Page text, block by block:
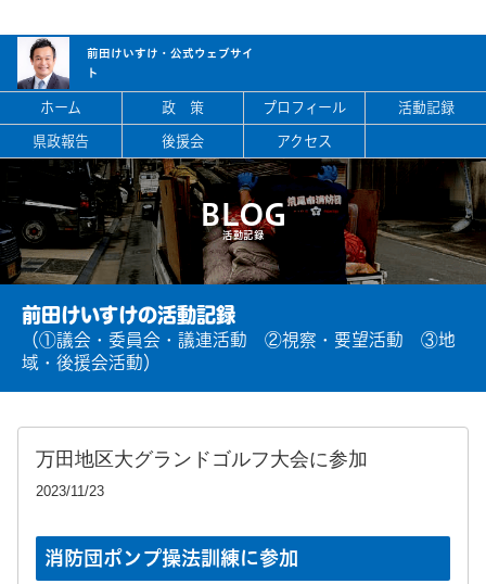
前田けいすけ・ 公式ウェブサイ
ト
ホーム 政 策 プロフィール
活動記録
県政報告
後援会 アクセス
BLOG
活動記録
前田けいすけの活動記録
（①議会・委員会・議連活動 ②視察・要望活動 ③地
域・後援会活動）
万田地区大グランドゴルフ大会に参加
2023/11/23
消防団ポンプ操法訓練に参加